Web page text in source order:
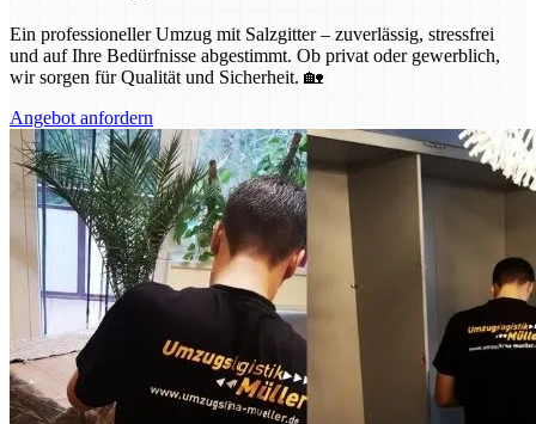
Ein professioneller Umzug mit Salzgitter – zuverlässig, stressfrei
und auf Ihre Bedürfnisse abgestimmt. Ob privat oder gewerblich,
wir sorgen für Qualität und Sicherheit. 🏡
Angebot anfordern